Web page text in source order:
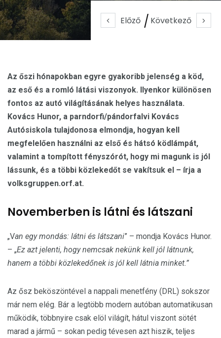
Előző Következő
Az őszi hónapokban egyre gyakoribb jelenség a köd,
az eső és a romló látási viszonyok. Ilyenkor különösen
fontos az autó világításának helyes használata.
Kovács Hunor, a parndorfi/pándorfalvi Kovács
Autósiskola tulajdonosa elmondja, hogyan kell
megfelelően használni az első és hátsó ködlámpát,
valamint a tompított fényszórót, hogy mi magunk is jól
lássunk, és a többi közlekedőt se vakítsuk el – írja a
volksgruppen.orf.at.
Novemberben is látni és látszani
„Van egy mondás: látni és látszani” – mondja Kovács Hunor.
– „Ez azt jelenti, hogy nemcsak nekünk kell jól látnunk,
hanem a többi közlekedőnek is jól kell látnia minket.”
Az ősz beköszöntével a nappali menetfény (DRL) sokszor
már nem elég. Bár a legtöbb modern autóban automatikusan
működik, többnyire csak elöl világít, hátul viszont sötét
marad a jármű – sokan pedig tévesen azt hiszik, teljes